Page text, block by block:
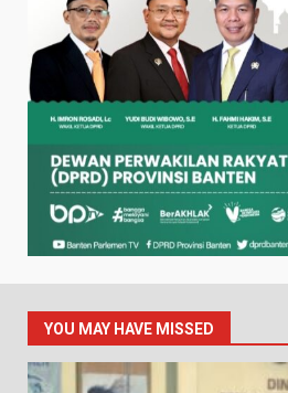
YOU MAY HAVE MISSED